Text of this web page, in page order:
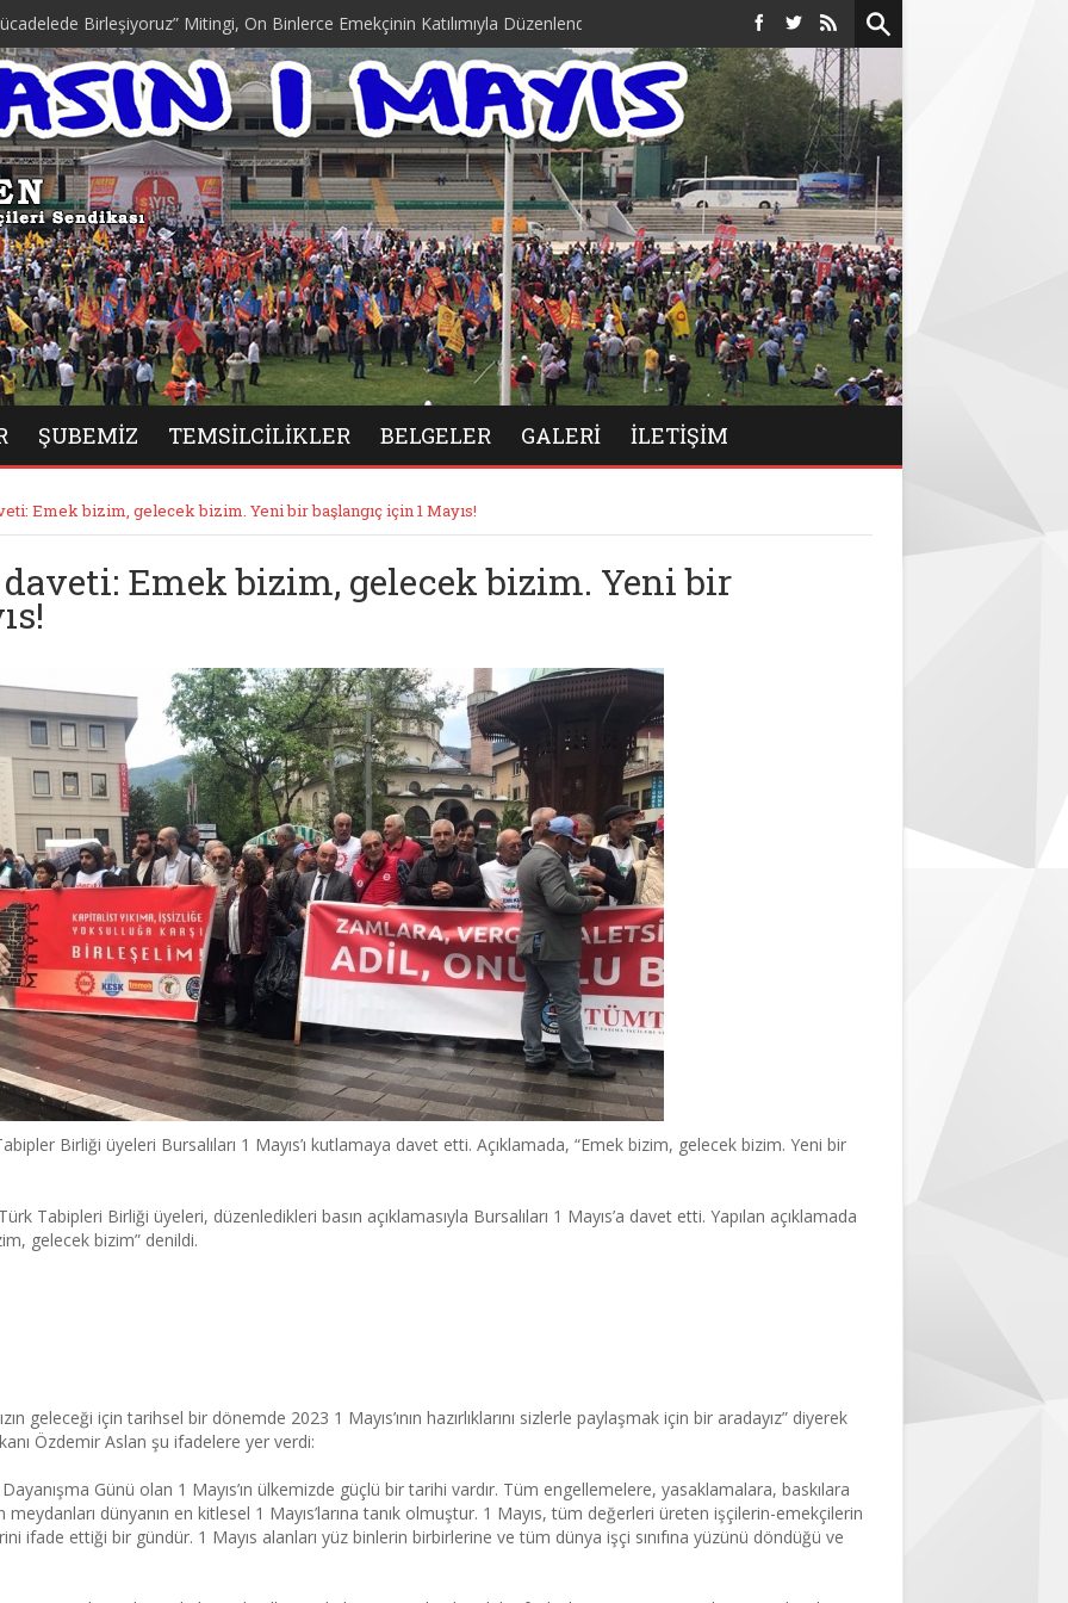
Mitingi, On Binlerce Emekçinin Katılımıyla Düzenlendi.
ŞUBEMIZ TEMSILCILIKLER BELGELER GALERİ İLETIŞIM
Emek bizim, gelecek bizim. Yeni bir başlangıç için 1 Mayıs!
daveti: Emek bizim, gelecek bizim. Yeni bir
Birliği üyeleri Bursalıları 1 Mayıs’ı kutlamaya davet etti. Açıklamada, “Emek bizim, gelecek bizim. Yeni bir
Tabipleri Birliği üyeleri, düzenledikleri basın açıklamasıyla Bursalıları 1 Mayıs’a davet etti. Yapılan açıklamada
gelecek bizim” denildi.
geleceği için tarihsel bir dönemde 2023 1 Mayıs’ının hazırlıklarını sizlerle paylaşmak için bir aradayız” diyerek
Özdemir Aslan şu ifadelere yer verdi:
Dayanışma Günü olan 1 Mayıs’ın ülkemizde güçlü bir tarihi vardır. Tüm engellemelere, yasaklamalara, baskılara
dünyanın en kitlesel 1 Mayıs’larına tanık olmuştur. 1 Mayıs, tüm değerleri üreten işçilerin-emekçilerin
ifade ettiği bir gündür. 1 Mayıs alanları yüz binlerin birbirlerine ve tüm dünya işçi sınıfına yüzünü döndüğü ve